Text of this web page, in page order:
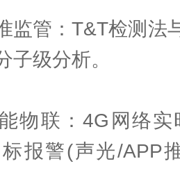
管：T&T检测法
子级分析。
联：4G网络实
报警(声光/APP